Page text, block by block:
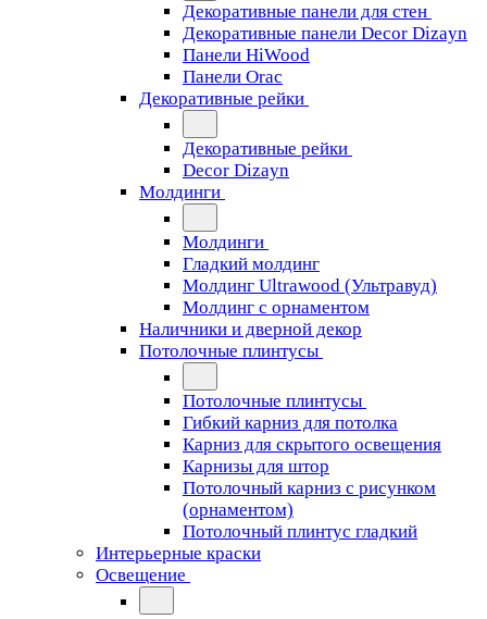
Декоративные панели для стен
Декоративные панели Decor Dizayn
Панели HiWood
Панели Orac
Декоративные рейки
Декоративные рейки
Decor Dizayn
Молдинги
Молдинги
Гладкий молдинг
Молдинг Ultrawood (Ультравуд)
Молдинг с орнаментом
Наличники и дверной декор
Потолочные плинтусы
Потолочные плинтусы
Гибкий карниз для потолка
Карниз для скрытого освещения
Карнизы для штор
Потолочный карниз с рисунком
(орнаментом)
Потолочный плинтус гладкий
Интерьерные краски
Освещение